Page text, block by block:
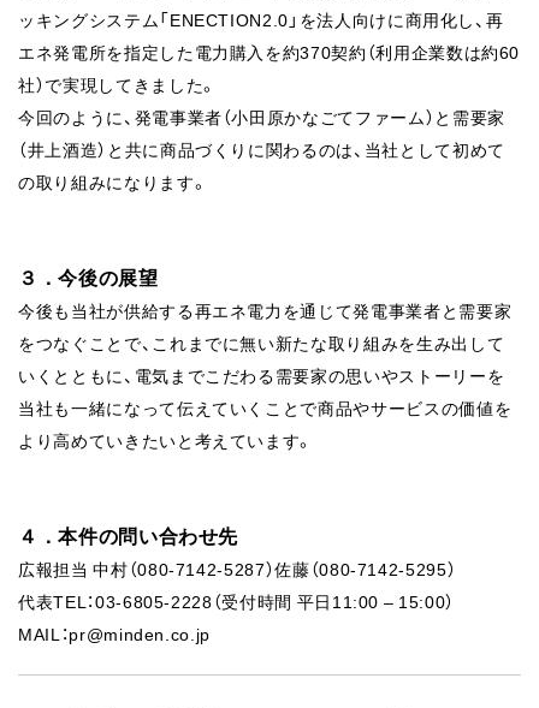
ッキングシステム「ENECTION2.0」を法人向けに商用化し、再
エネ発電所を指定した電力購入を約370契約（利用企業数は約60
社）で実現してきました。
今回のように、発電事業者（小田原かなごてファーム）と需要家
（井上酒造）と共に商品づくりに関わるのは、当社として初めて
の取り組みになります。
３．今後の展望
今後も当社が供給する再エネ電力を通じて発電事業者と需要家
をつなぐことで、これまでに無い新たな取り組みを生み出して
いくとともに、電気までこだわる需要家の思いやストーリーを
当社も一緒になって伝えていくことで商品やサービスの価値を
より高めていきたいと考えています。
４．本件の問い合わせ先
広報担当 中村（080-7142-5287）佐藤（080-7142-5295）
代表TEL：03-6805-2228（受付時間 平日11:00 – 15:00）
MAIL：pr@minden.co.jp